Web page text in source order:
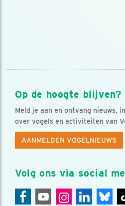
Op de hoogte blijven?
Meld je aan en ontvang nieuws,
over vogels en activiteiten van
AANMELDEN VOGELNIEUWS
Volg ons via social